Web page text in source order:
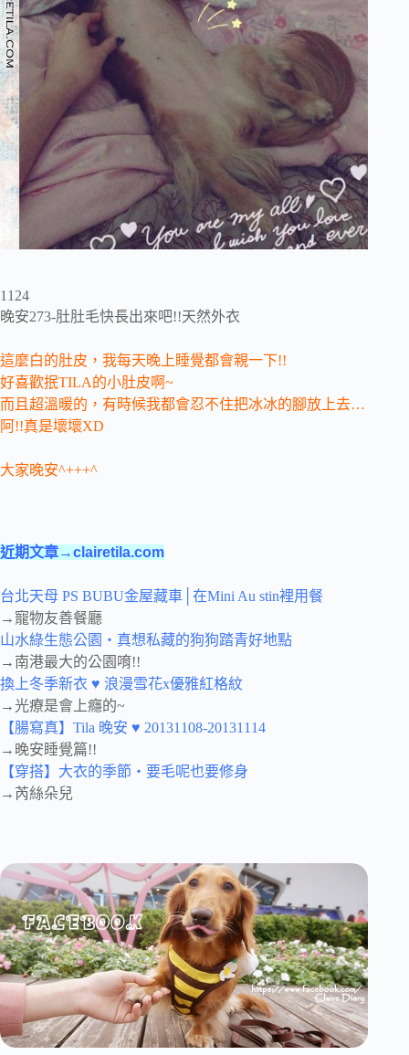
1124
晚安273-肚肚毛快長出來吧!!天然外衣
這麼白的肚皮，我每天晚上睡覺都會親一下!!
好喜歡抿TILA的小肚皮啊~
而且超溫暖的，有時候我都會忍不住把冰冰的腳放上去…
阿!!真是壞壞XD
大家晚安^+++^
近期文章→clairetila.com
台北天母 PS BUBU金屋藏車│在Mini Au stin裡用餐
→寵物友善餐廳
山水綠生態公園‧真想私藏的狗狗踏青好地點
→南港最大的公園唷!!
換上冬季新衣 ♥ 浪漫雪花x優雅紅格紋
→光療是會上癮的~
【腸寫真】Tila 晚安 ♥ 20131108-20131114
→晚安睡覺篇!!
【穿搭】大衣的季節‧要毛呢也要修身
→芮絲朵兒